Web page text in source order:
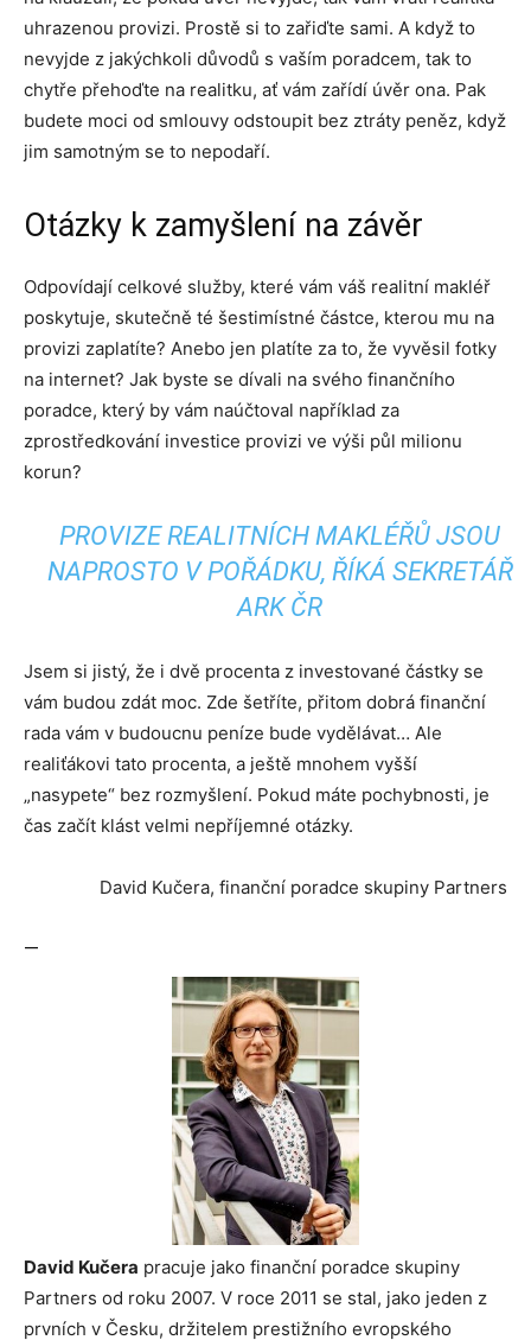
uhrazenou provizi. Prostě si to zařiďte sami. A když to
nevyjde z jakýchkoli důvodů s vaším poradcem, tak to
chytře přehoďte na realitku, ať vám zařídí úvěr ona. Pak
budete moci od smlouvy odstoupit bez ztráty peněz, když
jim samotným se to nepodaří.
Otázky k zamyšlení na závěr
Odpovídají celkové služby, které vám váš realitní makléř
poskytuje, skutečně té šestimístné částce, kterou mu na
provizi zaplatíte? Anebo jen platíte za to, že vyvěsil fotky
na internet? Jak byste se dívali na svého finančního
poradce, který by vám naúčtoval například za
zprostředkování investice provizi ve výši půl milionu
korun?
PROVIZE REALITNÍCH MAKLÉŘŮ JSOU
NAPROSTO V POŘÁDKU, ŘÍKÁ SEKRETÁŘ
ARK ČR
Jsem si jistý, že i dvě procenta z investované částky se
vám budou zdát moc. Zde šetříte, přitom dobrá finanční
rada vám v budoucnu peníze bude vydělávat… Ale
realiťákovi tato procenta, a ještě mnohem vyšší
„nasypete“ bez rozmyšlení. Pokud máte pochybnosti, je
čas začít klást velmi nepříjemné otázky.
David Kučera, finanční poradce skupiny Partners
—
David Kučera pracuje jako finanční poradce skupiny
Partners od roku 2007. V roce 2011 se stal, jako jeden z
prvních v Česku, držitelem prestižního evropského